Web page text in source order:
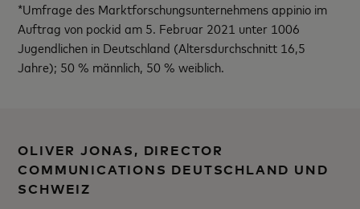
*Umfrage des Marktforschungsunternehmens appinio im
Auftrag von pockid am 5. Februar 2021 unter 1006
Jugendlichen in Deutschland (Altersdurchschnitt 16,5
Jahre); 50 % männlich, 50 % weiblich.
OLIVER JONAS, DIRECTOR
COMMUNICATIONS DEUTSCHLAND UND
SCHWEIZ